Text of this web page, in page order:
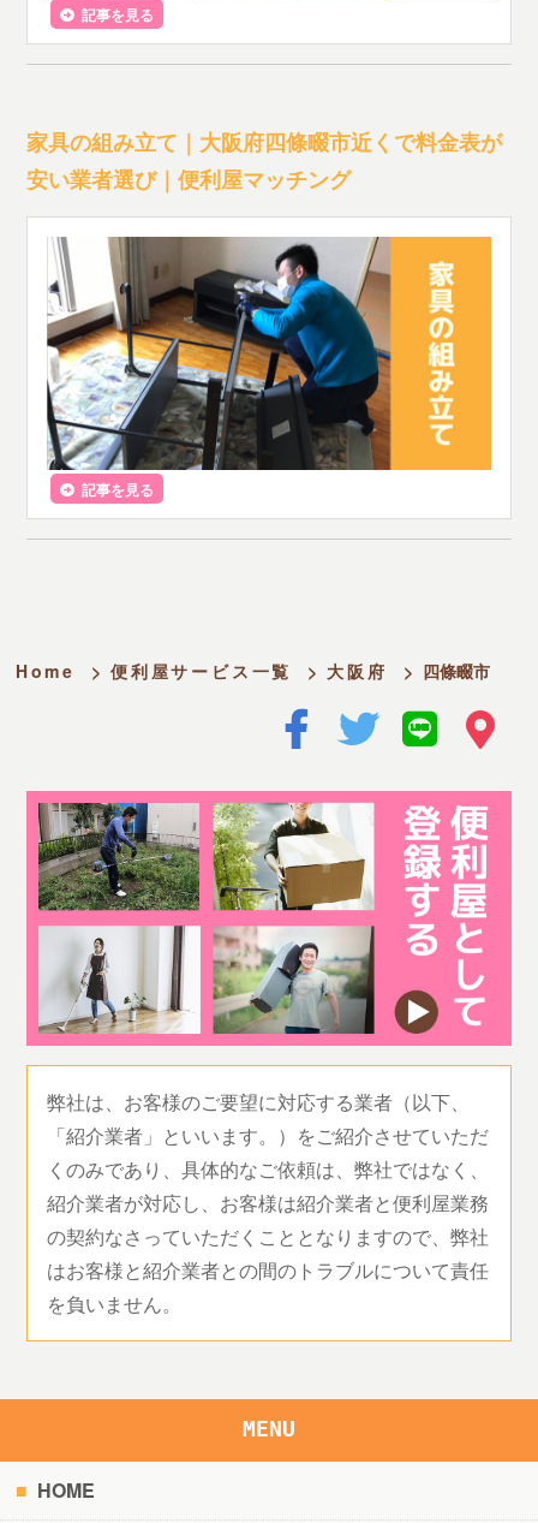
記事を見る
家具の組み立て｜大阪府四條畷市近くで料金表が
安い業者選び｜便利屋マッチング
記事を見る
Home > 便利屋サービス一覧 > 大阪府 > 四條畷市
弊社は、お客様のご要望に対応する業者（以下、
「紹介業者」といいます。）をご紹介させていただ
くのみであり、具体的なご依頼は、弊社ではなく、
紹介業者が対応し、お客様は紹介業者と便利屋業務
の契約なさっていただくこととなりますので、弊社
はお客様と紹介業者との間のトラブルについて責任
を負いません。
MENU
HOME